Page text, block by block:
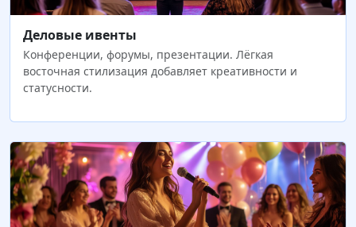
Деловые ивенты
Конференции, форумы, презентации. Лёгкая
восточная стилизация добавляет креативности и
статусности.